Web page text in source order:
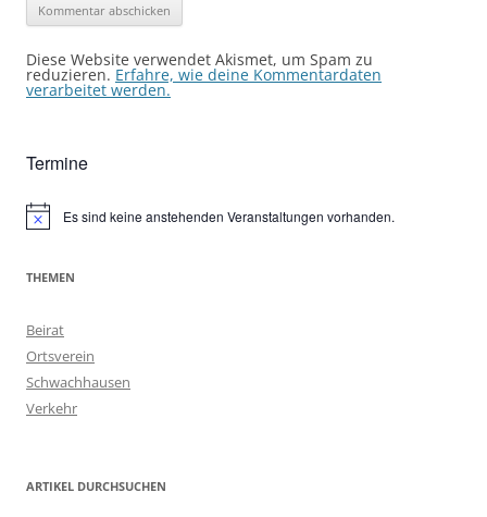
Diese Website verwendet Akismet, um Spam zu
reduzieren. Erfahre, wie deine Kommentardaten
verarbeitet werden.
Termine
HinweisEs sind keine anstehenden Veranstaltungen vorhanden.
THEMEN
Beirat
Ortsverein
Schwachhausen
Verkehr
ARTIKEL DURCHSUCHEN